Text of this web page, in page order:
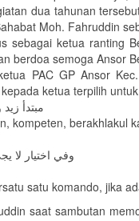
dua tahunan
Moh. Fahruddin
sebagai ketua ranting
berdoa semoga Ansor
PAC GP Ansor
ketua terpilih
مبتدأ
kompeten, berakhlakul
وفي اختيار لا
satu komando, jika
saat sambutan